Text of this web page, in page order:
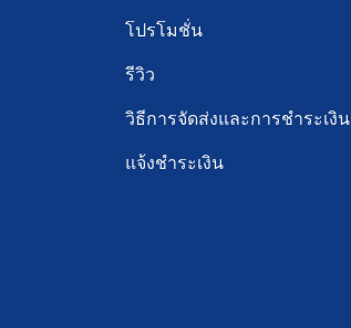
โปรโมชั่น
รีวิว
วิธีการจัดส่งและการชำระเงิน
แจ้งชำระเงิน